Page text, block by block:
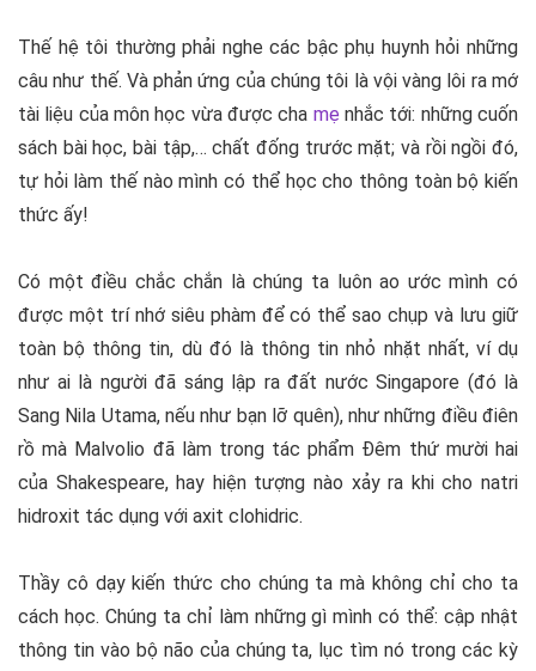
Thế hệ tôi thường phải nghe các bậc phụ huynh hỏi những
câu như thế. Và phản ứng của chúng tôi là vội vàng lôi ra mớ
tài liệu của môn học vừa được cha mẹ nhắc tới: những cuốn
sách bài học, bài tập,… chất đống trước mặt; và rồi ngồi đó,
tự hỏi làm thế nào mình có thể học cho thông toàn bộ kiến
thức ấy!
Có một điều chắc chắn là chúng ta luôn ao ước mình có
được một trí nhớ siêu phàm để có thể sao chụp và lưu giữ
toàn bộ thông tin, dù đó là thông tin nhỏ nhặt nhất, ví dụ
như ai là người đã sáng lập ra đất nước Singapore (đó là
Sang Nila Utama, nếu như bạn lỡ quên), như những điều điên
rồ mà Malvolio đã làm trong tác phẩm Đêm thứ mười hai
của Shakespeare, hay hiện tượng nào xảy ra khi cho natri
hidroxit tác dụng với axit clohidric.
Thầy cô dạy kiến thức cho chúng ta mà không chỉ cho ta
cách học. Chúng ta chỉ làm những gì mình có thể: cập nhật
thông tin vào bộ não của chúng ta, lục tìm nó trong các kỳ